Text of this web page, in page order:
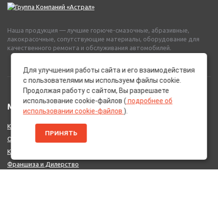
Наша продукция — лучшие горюче-смазочные, абразивные,
лакокрасочные, сопутствующие материалы, оборудование для
качественного ремонта и обслуживания автомобилей.
МЕНЮ
Каталог Брендов
О нас
Контакты
Франшиза и Дилерство
Для улучшения работы сайта и его взаимодействия
с пользователями мы используем файлы cookie.
Продолжая работу с сайтом, Вы разрешаете
использование cookie-файлов ( подробнее об
использовании cookie-файлов ).
ПРИНЯТЬ